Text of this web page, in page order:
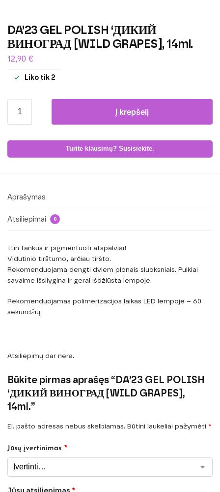
DA’23 GEL POLISH ‘ДИКИЙ
ВИНОГРАД [WILD GRAPES], 14ml.
12,90 €
Liko tik 2
Į krepšelį
Turite klausimų? Susisiekite.
Aprašymas
Atsiliepimai 0
Itin tankūs ir pigmentuoti atspalviai!
Vidutinio tirštumo, arčiau tiršto.
Rekomenduojama dengti dviem plonais sluoksniais. Puikiai
savaime išsilygina ir gerai išdžiūsta lempoje.
Rekomenduojamas polimerizacijos laikas LED lempoje – 60
sekundžių.
Atsiliepimų dar nėra.
Būkite pirmas aprašęs “DA’23 GEL POLISH
‘ДИКИЙ ВИНОГРАД [WILD GRAPES],
14ml.”
El. pašto adresas nebus skelbiamas. Būtini laukeliai pažymėti *
Jūsų įvertinimas *